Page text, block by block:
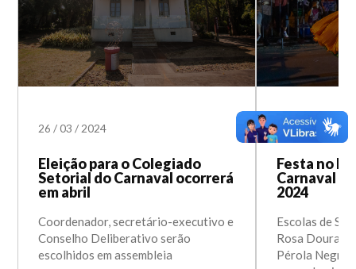
26/03/ 2024
Eleição para o Colegiado
Setorial do Carnaval ocorrerá
em abril
Coordenador, secretário-executivo e
Conselho Deliberativo serão
escolhidos em assembleia
18/03/ 2024
Festa no
Carnaval
2024
Escolas de
Rosa
Pérola Negra